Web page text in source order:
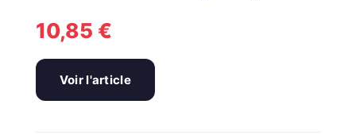
10,85 €
Voir l'article